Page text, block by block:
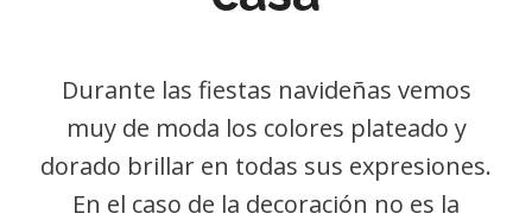
Durante las fiestas navideñas vemos
muy de moda los colores plateado y
dorado brillar en todas sus expresiones.
En el caso de la decoración no es la